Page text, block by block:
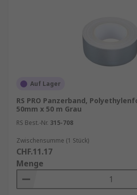
Auf Lager
RS PRO Panzerband,
50mm x 50 m Grau
RS Best.-Nr. 315-708
Zwischensumme (1 Stück)
CHF.11.17
Menge